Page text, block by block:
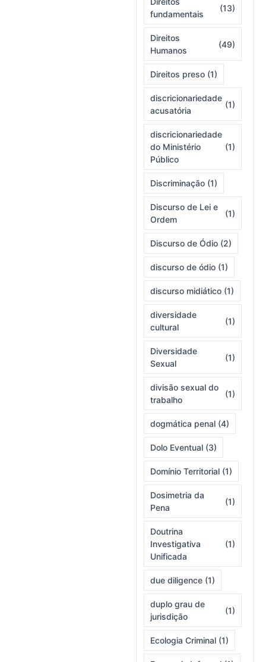
fundamentais
(13)
Direitos
Humanos
(49)
Direitos preso (1)
discricionariedade
acusatória
(1)
discricionariedade
do Ministério
Público
(1)
Discriminação (1)
Discurso de Lei e
Ordem
(1)
Discurso de Ódio (2)
discurso de ódio (1)
discurso midiático (1)
diversidade
cultural
(1)
Diversidade
Sexual
(1)
divisão sexual do
trabalho
(1)
dogmática penal (4)
Dolo Eventual (3)
Domínio Territorial (1)
Dosimetria da
Pena
(1)
Doutrina
Investigativa
Unificada
(1)
due diligence (1)
duplo grau de
jurisdição
(1)
Ecologia Criminal (1)